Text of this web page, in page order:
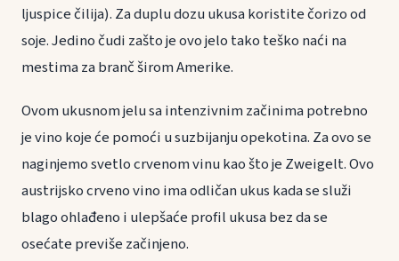
ljuspice čilija). Za duplu dozu ukusa koristite čorizo od
soje. Jedino čudi zašto je ovo jelo tako teško naći na
mestima za branč širom Amerike.
Ovom ukusnom jelu sa intenzivnim začinima potrebno
je vino koje će pomoći u suzbijanju opekotina. Za ovo se
naginjemo svetlo crvenom vinu kao što je Zweigelt. Ovo
austrijsko crveno vino ima odličan ukus kada se služi
blago ohlađeno i ulepšaće profil ukusa bez da se
osećate previše začinjeno.